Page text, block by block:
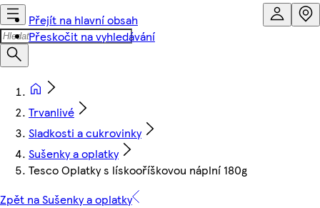
Přejít na hlavní obsah
Přeskočit na vyhledávání
Trvanlivé
Sladkosti a cukrovinky
Sušenky a oplatky
Tesco Oplatky s lískooříškovou náplní 180g
Zpět na Sušenky a oplatky